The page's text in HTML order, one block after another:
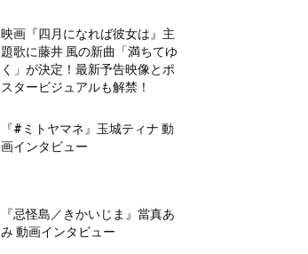
映画『四月になれば彼女は』主
題歌に藤井 風の新曲「満ちてゆ
く」が決定！最新予告映像とポ
スタービジュアルも解禁！
『#ミトヤマネ』玉城ティナ 動
画インタビュー
『忌怪島／きかいじま』當真あ
み 動画インタビュー